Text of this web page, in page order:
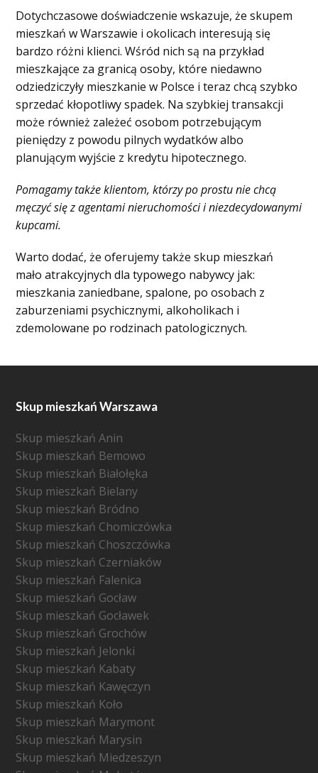
Dotychczasowe doświadczenie wskazuje, że skupem
mieszkań w Warszawie i okolicach interesują się
bardzo różni klienci. Wśród nich są na przykład
mieszkające za granicą osoby, które niedawno
odziedziczyły mieszkanie w Polsce i teraz chcą szybko
sprzedać kłopotliwy spadek. Na szybkiej transakcji
może również zależeć osobom potrzebującym
pieniędzy z powodu pilnych wydatków albo
planującym wyjście z kredytu hipotecznego.
Pomagamy także klientom, którzy po prostu nie chcą
męczyć się z agentami nieruchomości i niezdecydowanymi
kupcami.
Warto dodać, że oferujemy także skup mieszkań
mało atrakcyjnych dla typowego nabywcy jak:
mieszkania zaniedbane, spalone, po osobach z
zaburzeniami psychicznymi, alkoholikach i
zdemolowane po rodzinach patologicznych.
Skup mieszkań Warszawa
Skup mieszkań Anin
Skup mieszkań Bemowo
Skup mieszkań Białołęka
Skup mieszkań Bielany
Skup mieszkań Bródno
Skup mieszkań Chomiczówka
Skup mieszkań Choszczówka
Skup mieszkań Czerniaków
Skup mieszkań Falenica
Skup mieszkań Gocław
Skup mieszkań Gocławek
Skup mieszkań Grochów
Skup mieszkań Jelonki
Skup mieszkań Kabaty
Skup mieszkań Kawęczyn
Skup mieszkań Koło
Skup mieszkań Marymont
Skup mieszkań Marysin
Skup mieszkań Miedzeszyn